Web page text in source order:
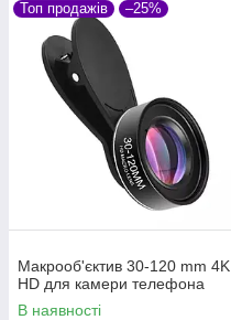
Топ продажів –25%
Макрооб'єктив 30-120 mm 4K
HD для камери телефона
В наявності